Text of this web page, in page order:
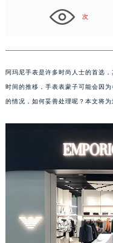
次
阿玛尼手表是许多时尚人士的首选
时间的推移，手表表蒙子可能会因
的情况，如何妥善处理呢？本文将为